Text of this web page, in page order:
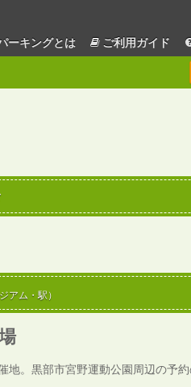
ーキングとは ご利用ガイド
アム・駅）
。黒部市宮野運動公園周辺の予約